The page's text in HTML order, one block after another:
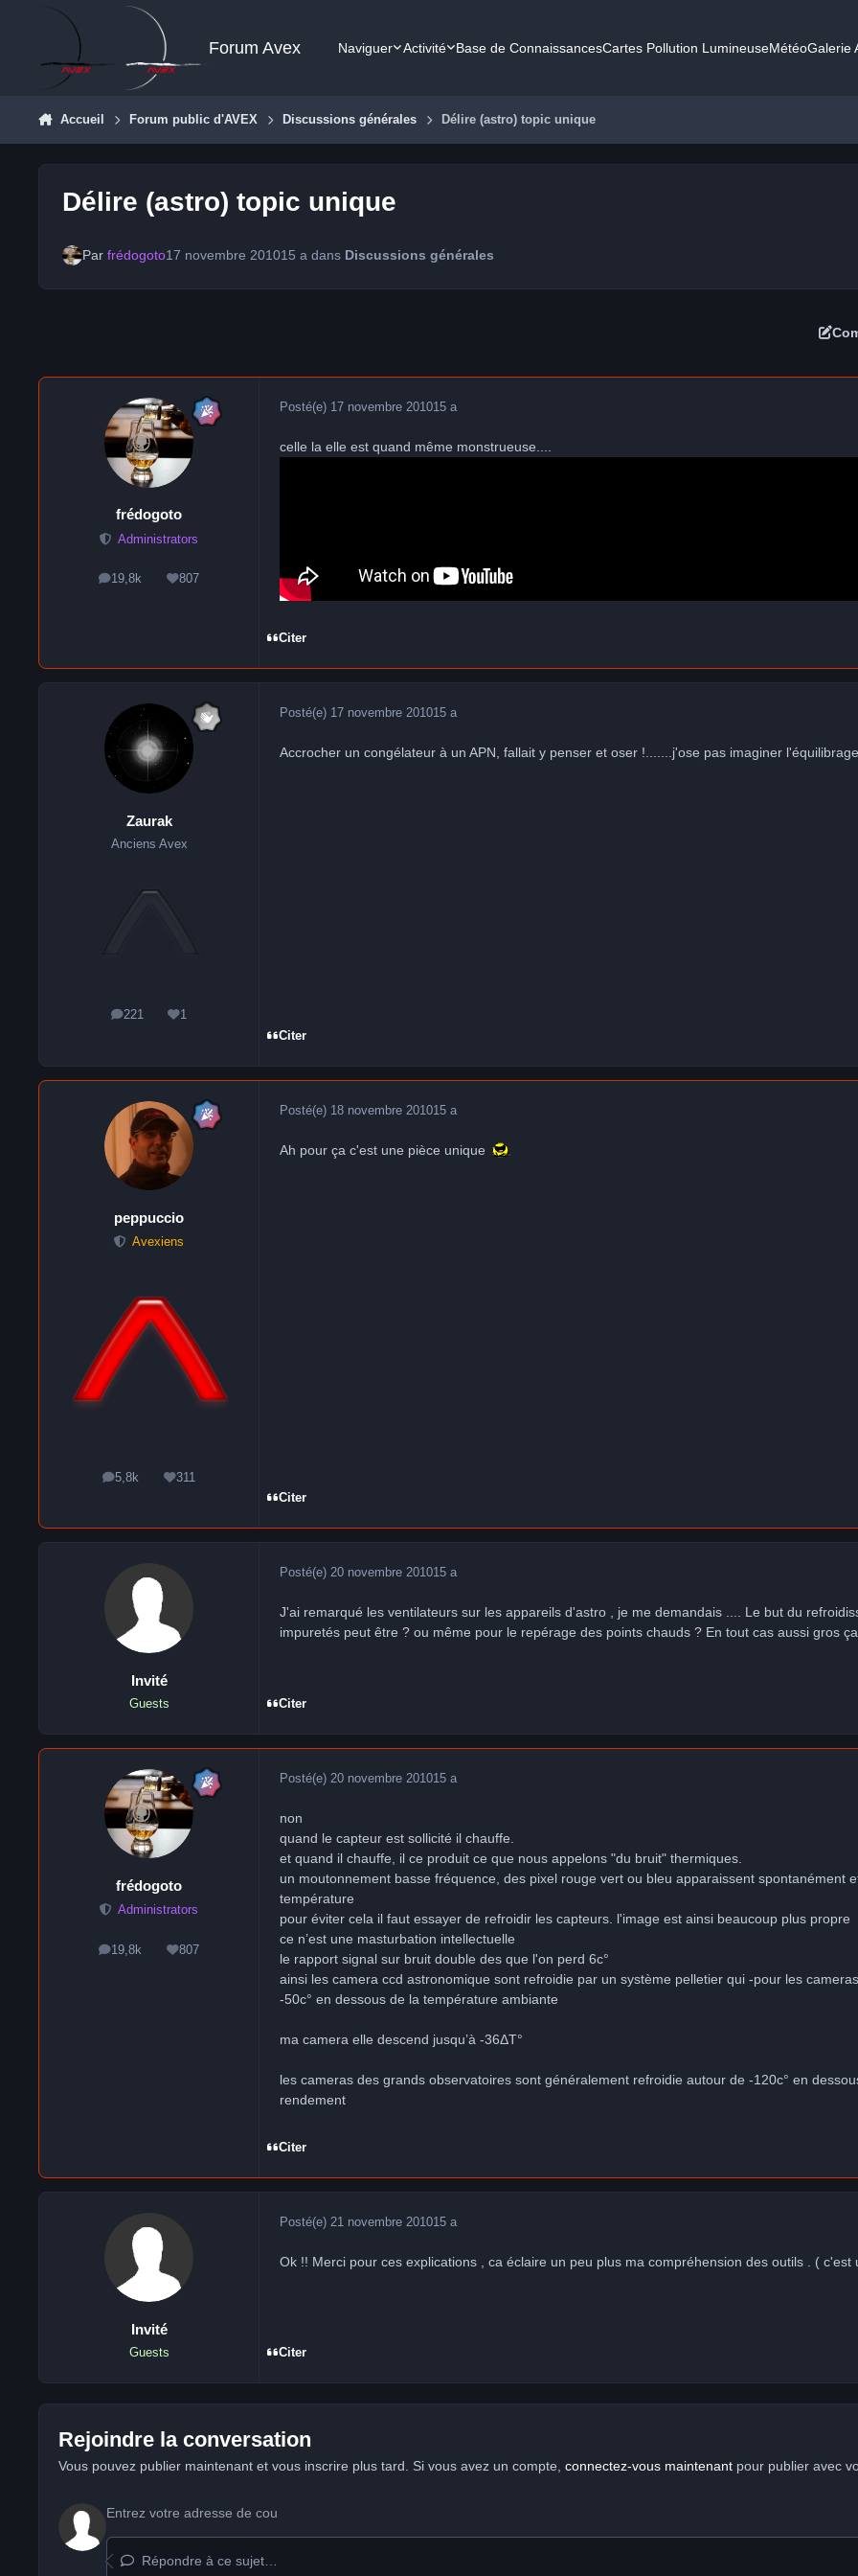
Aller au contenu
Forum Avex Naviguer Activité Base de ConnaissancesCartes Pollution LumineuseMétéoGalerie
Accueil Forum public d'AVEX Discussions générales Délire (astro) topic unique
Délire (astro) topic unique
Par frédogoto17 novembre 201015 adans Discussions générales
frédogoto
Administrators
19,8k
messages807
Réputation
Posté(e) 17 novembre 201015 a
celle la elle est quand même monstrueuse....
Citer
Zaurak
Anciens Avex
221
messages1
Réputation
Posté(e) 17 novembre 201015 a
Accrocher un congélateur à un APN, fallait y penser et oser !.......j'ose pas imaginer
Citer
peppuccio
Avexiens
5,8k
messages311
Réputation
Posté(e) 18 novembre 201015 a
Ah pour ça c'est une pièce unique
Citer
Invité
Guests
Posté(e) 20 novembre 201015 a
J'ai remarqué les ventilateurs sur les appareils d'astro , je me demandais .... Le but du
impuretés peut être ? ou même pour le repérage des points chauds ? En tout cas aussi gros
Citer
frédogoto
Administrators
19,8k
messages807
Réputation
Posté(e) 20 novembre 201015 a
non
quand le capteur est sollicité il chauffe.
et quand il chauffe, il ce produit ce que nous appelons "du bruit" thermiques.
un moutonnement basse fréquence, des pixel rouge vert ou bleu apparaissent spontanément
température
pour éviter cela il faut essayer de refroidir les capteurs. l'image est ainsi beaucoup plus propre
ce n’est une masturbation intellectuelle
le rapport signal sur bruit double des que l'on perd 6c°
ainsi les camera ccd astronomique sont refroidie par un système pelletier qui -pour les
-50c° en dessous de la température ambiante
ma camera elle descend jusqu’à -36ΔT°
les cameras des grands observatoires sont généralement refroidie autour de -120c° en
rendement
Citer
Invité
Guests
Posté(e) 21 novembre 201015 a
Ok !! Merci pour ces explications , ca éclaire un peu plus ma compréhension des outils . ( c'est
Citer
Rejoindre la conversation
Vous pouvez publier maintenant et vous inscrire plus tard. Si vous avez un compte, connectez-vous maintenantpour publier avec
Répondre à ce sujet…